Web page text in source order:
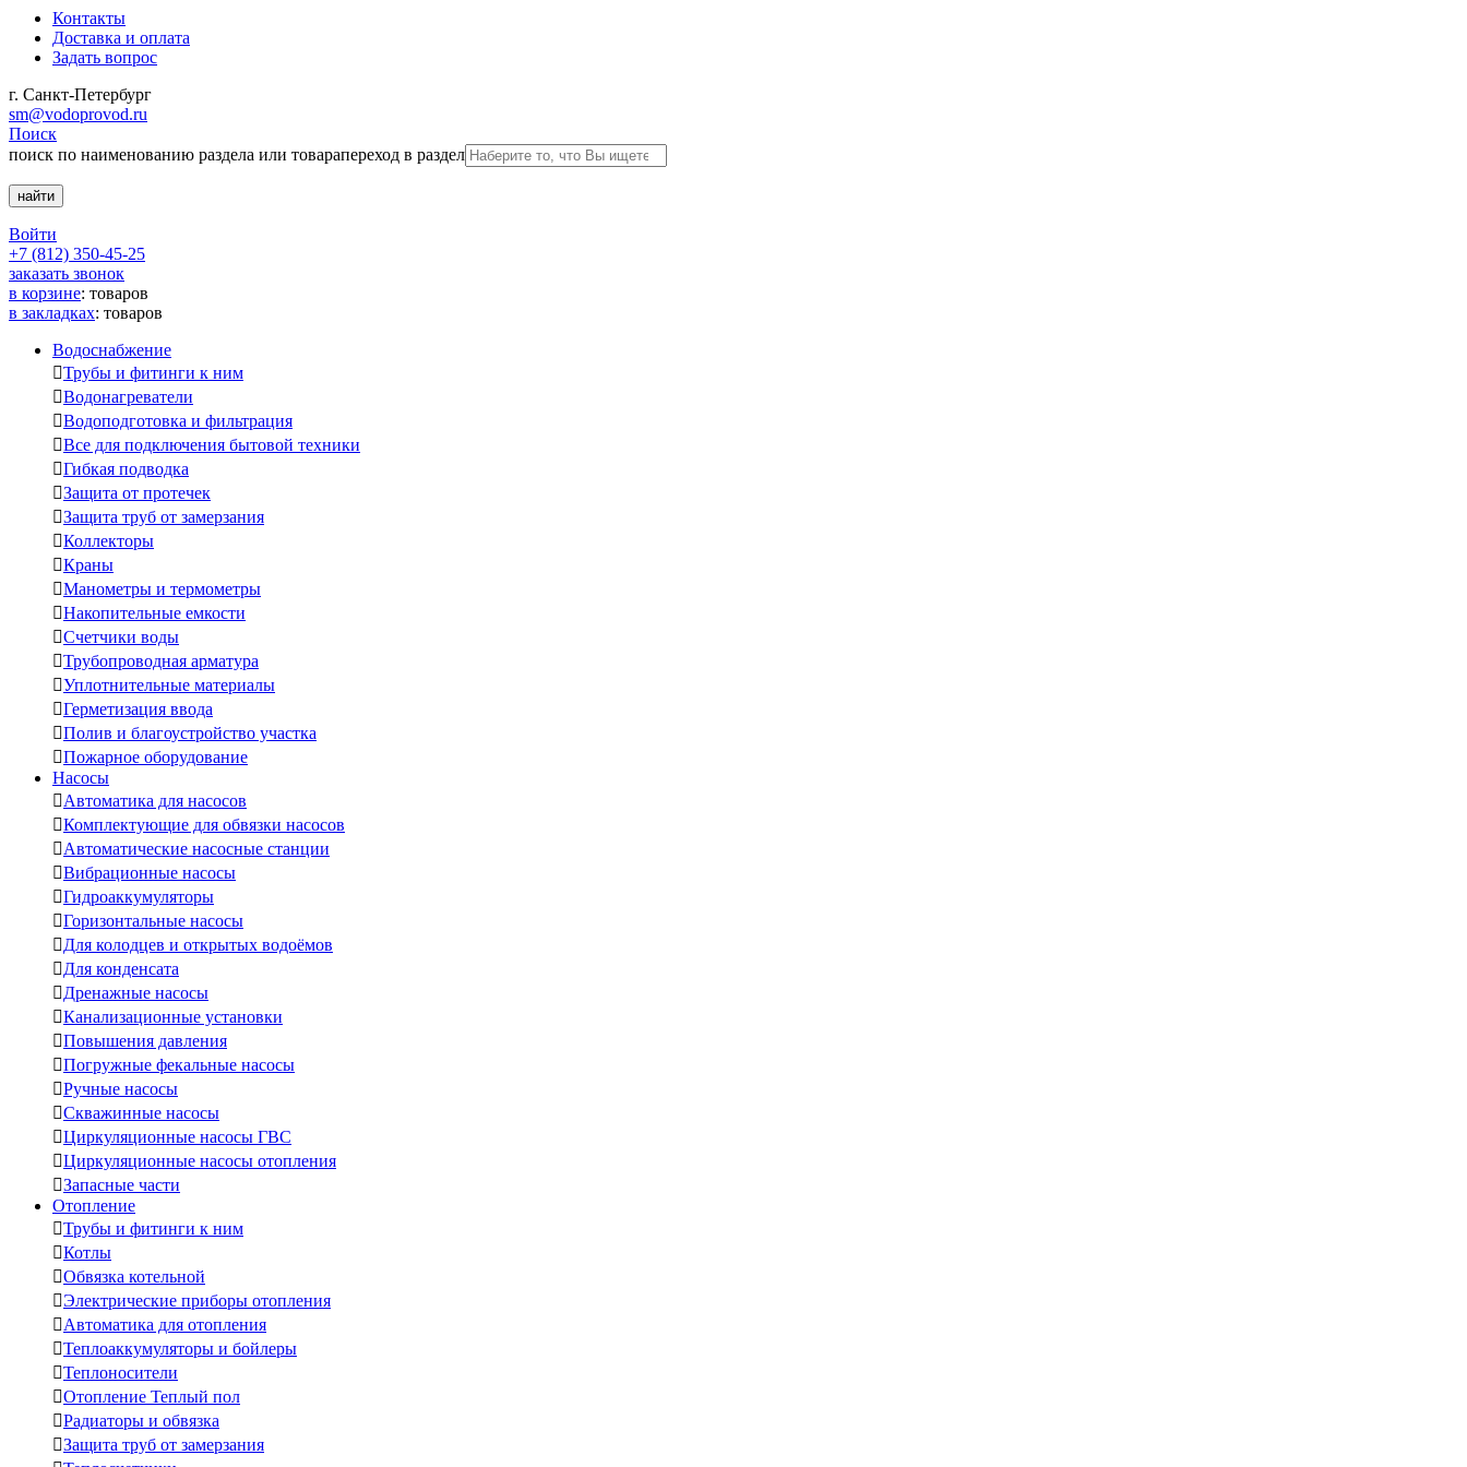
Контакты
Доставка и оплата
Задать вопрос
г. Санкт-Петербург
sm@vodoprovod.ru
Поиск
поиск по наименованию раздела или товарапереход в раздел
Войти
+7 (812) 350-45-25
заказать звонок
в корзине: товаров
в закладках: товаров
Водоснабжение
Трубы и фитинги к ним
Водонагреватели
Водоподготовка и фильтрация
Все для подключения бытовой техники
Гибкая подводка
Защита от протечек
Защита труб от замерзания
Коллекторы
Краны
Манометры и термометры
Накопительные емкости
Счетчики воды
Трубопроводная арматура
Уплотнительные материалы
Герметизация ввода
Полив и благоустройство участка
Пожарное оборудование
Насосы
Автоматика для насосов
Комплектующие для обвязки насосов
Автоматические насосные станции
Вибрационные насосы
Гидроаккумуляторы
Горизонтальные насосы
Для колодцев и открытых водоёмов
Для конденсата
Дренажные насосы
Канализационные установки
Повышения давления
Погружные фекальные насосы
Ручные насосы
Скважинные насосы
Циркуляционные насосы ГВС
Циркуляционные насосы отопления
Запасные части
Отопление
Трубы и фитинги к ним
Котлы
Обвязка котельной
Электрические приборы отопления
Автоматика для отопления
Теплоаккумуляторы и бойлеры
Теплоносители
Отопление Теплый пол
Радиаторы и обвязка
Защита труб от замерзания